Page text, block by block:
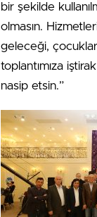
bir şekilde
olmasın.
geleceği,
toplantımıza
nasip etsin.”